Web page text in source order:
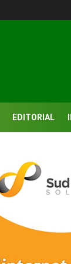
EDITORIAL